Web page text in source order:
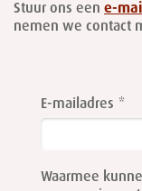
Stuur ons een e-mail
nemen we contact
this
field
E-mailadres
Waarmee